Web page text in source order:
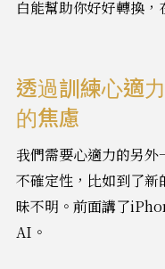
白能幫助你好好轉換，
透過訓練心適
的焦慮
我們需要心適力的另
不確定性，比如到了
昧不明。前面講了
AI。